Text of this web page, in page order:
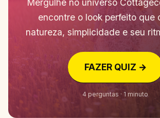
Mergulhe no universo
encontre o look perfeito que
natureza, simplicidade e seu
FAZER QUIZ →
4 perguntas · 1 minuto